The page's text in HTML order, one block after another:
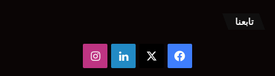
تابعنا
فيسبوك لينكدإنانستقرام